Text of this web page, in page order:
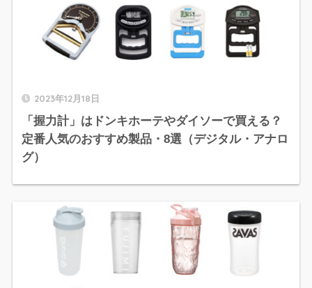
2023年12月18日
「握力計」はドンキホーテやダイソーで買える？
定番人気のおすすめ製品・8選（デジタル・アナロ
グ）